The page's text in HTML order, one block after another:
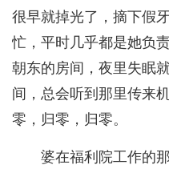
很早就掉光了，摘下假
忙，平时几乎都是她负
朝东的房间，夜里失眠
间，总会听到那里传来
零，归零，归零。
婆在福利院工作的